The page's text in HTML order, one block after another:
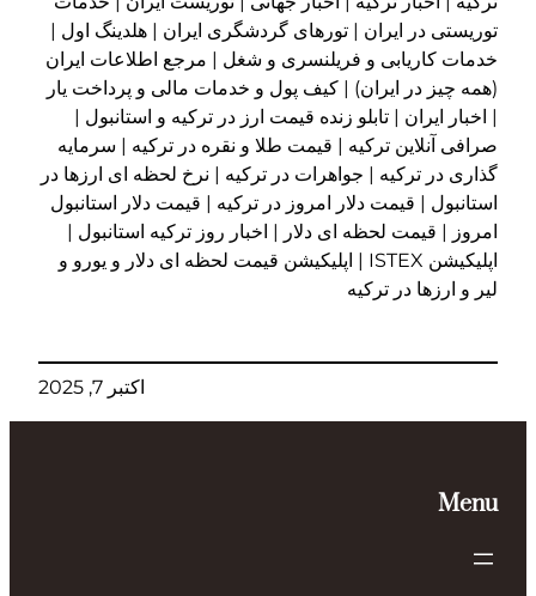
توریستی در ایران | تورهای گردشگری ایران | هلدینگ اول |
خدمات کاریابی و فریلنسری و شغل | مرجع اطلاعات ایران
(همه چیز در ایران) | کیف پول و خدمات مالی و پرداخت یار
| اخبار ایران | تابلو زنده قیمت ارز در ترکیه و استانبول |
صرافی آنلاین ترکیه | قیمت طلا و نقره در ترکیه | سرمایه
گذاری در ترکیه | جواهرات در ترکیه | نرخ لحظه ای ارزها در
استانبول | قیمت دلار امروز در ترکیه | قیمت دلار استانبول
امروز | قیمت لحظه ای دلار | اخبار روز ترکیه استانبول |
اپلیکیشن ISTEX | اپلیکیشن قیمت لحظه ای دلار و یورو و
لیر و ارزها در ترکیه
اکتبر 7, 2025
Menu